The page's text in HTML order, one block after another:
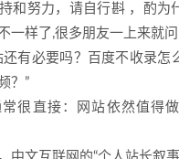
和努力，请自行斟 ，酌为
一样了,很多朋友一上来就问
还有必要吗？百度不收录怎
？”
很直接：网站依然值得